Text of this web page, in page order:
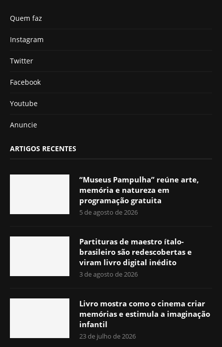
Quem faz
Instagram
Twitter
Facebook
Youtube
Anuncie
ARTIGOS RECENTES
“Museus Pampulha” reúne arte,
memória e natureza em
programação gratuita
5 de agosto de 2026
Partituras de maestro ítalo-
brasileiro são redescobertas e
viram livro digital inédito
3 de agosto de 2026
Livro mostra como o cinema criar
memórias e estimula a imaginação
infantil
23 de julho de 2026